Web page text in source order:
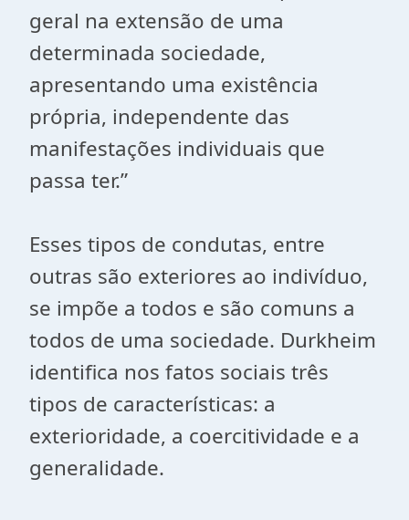
geral na extensão de uma
determinada sociedade,
apresentando uma existência
própria, independente das
manifestações individuais que
passa ter.”
Esses tipos de condutas, entre
outras são exteriores ao indivíduo,
se impõe a todos e são comuns a
todos de uma sociedade. Durkheim
identifica nos fatos sociais três
tipos de características: a
exterioridade, a coercitividade e a
generalidade.